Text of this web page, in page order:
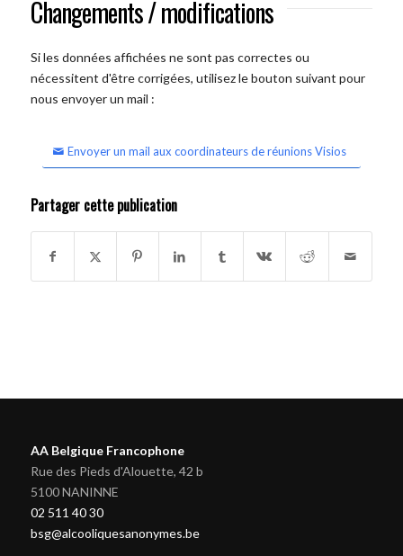
Changements / modifications
Si les données affichées ne sont pas correctes ou
nécessitent d'être corrigées, utilisez le bouton suivant pour
nous envoyer un mail :
Envoyer un mail aux coordinateurs de réunions Visios
Partager cette publication
AA Belgique Francophone
Rue des Pieds d'Alouette, 42 b
5100 NANINNE
02 511 40 30
bsg@alcooliquesanonymes.be